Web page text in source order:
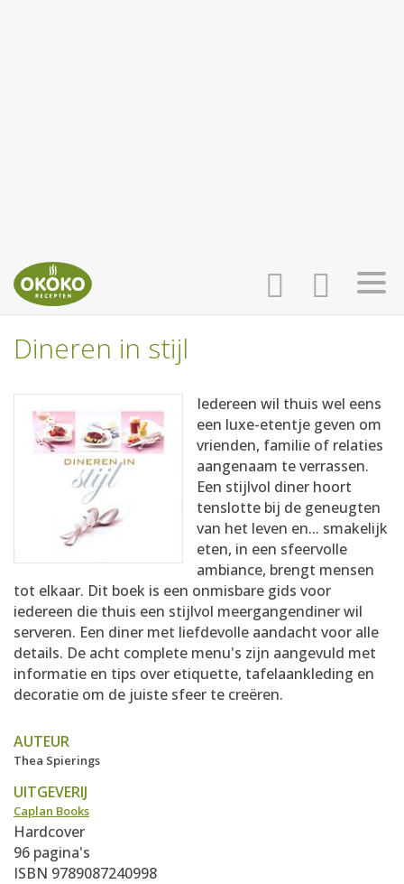
AANMELDEN
HOME
RECEPTEN
WEEKMENU'S
KOOKBOEKEN
Dineren in stijl
Iedereen wil thuis wel eens
een luxe-etentje geven om
vrienden, familie of relaties
aangenaam te verrassen.
Een stijlvol diner hoort
tenslotte bij de geneugten
van het leven en... smakelijk
eten, in een sfeervolle
ambiance, brengt mensen
tot elkaar. Dit boek is een onmisbare gids voor
iedereen die thuis een stijlvol meergangendiner wil
serveren. Een diner met liefdevolle aandacht voor alle
details. De acht complete menu's zijn aangevuld met
informatie en tips over etiquette, tafelaankleding en
decoratie om de juiste sfeer te creëren.
AUTEUR
Thea Spierings
UITGEVERIJ
Caplan Books
Hardcover
96 pagina's
ISBN 9789087240998